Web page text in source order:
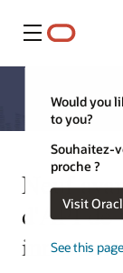
Menu
Would you
to you?
Souhaitez-
proche ?
Visit
See this
Neuf
d'API de